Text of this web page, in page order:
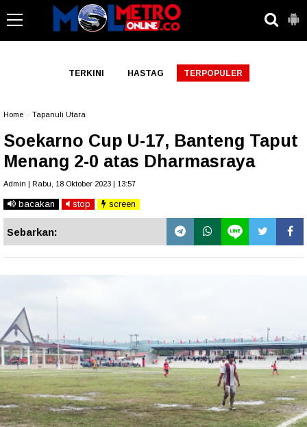
TERKINI HASTAG TERPOPULER
Home Tapanuli Utara
Soekarno Cup U-17, Banteng Taput
Menang 2-0 atas Dharmasraya
Admin | Rabu, 18 Oktober 2023 | 13:57
bacakan stop screen
Sebarkan: